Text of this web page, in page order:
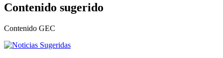
Contenido sugerido
Contenido GEC